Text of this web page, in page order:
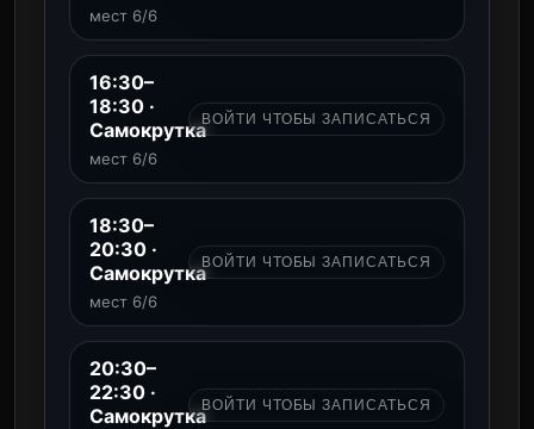
мест 6/6
16:30–
18:30 ·
Самокрутка
мест 6/6
ВОЙТИ ЧТОБЫ ЗАПИСАТЬСЯ
18:30–
20:30 ·
Самокрутка
мест 6/6
ВОЙТИ ЧТОБЫ ЗАПИСАТЬСЯ
20:30–
22:30 ·
СамокруткаВОЙТИ ЧТОБЫ ЗАПИСАТЬСЯ